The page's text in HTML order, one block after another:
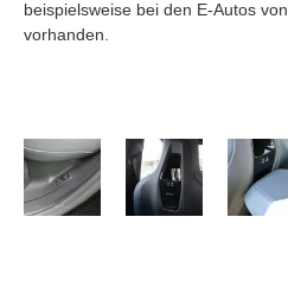
beispielsweise bei den E-Autos von
vorhanden.